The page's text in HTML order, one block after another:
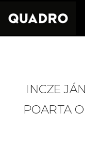
INCZE
POARTA